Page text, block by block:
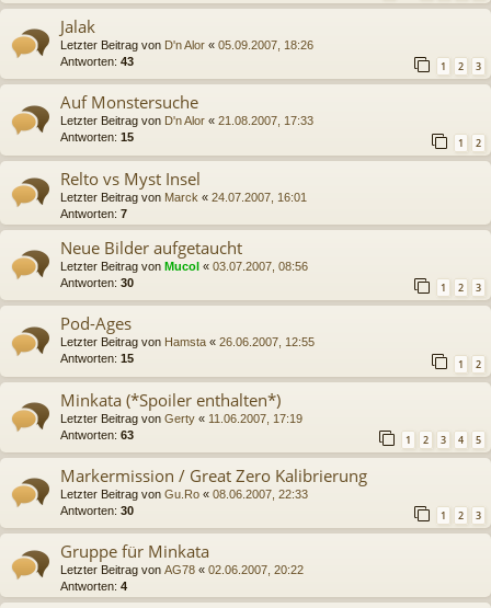
Jalak
Letzter Beitrag von D'n Alor « 05.09.2007, 18:26
Antworten: 43 1 2 3
Auf Monstersuche
Letzter Beitrag von D'n Alor « 21.08.2007, 17:33
Antworten: 15 1 2
Relto vs Myst Insel
Letzter Beitrag von Marck « 24.07.2007, 16:01
Antworten: 7
Neue Bilder aufgetaucht
Letzter Beitrag von Mucol « 03.07.2007, 08:56
Antworten: 30 1 2 3
Pod-Ages
Letzter Beitrag von Hamsta « 26.06.2007, 12:55
Antworten: 15 1 2
Minkata (*Spoiler enthalten*)
Letzter Beitrag von Gerty « 11.06.2007, 17:19
Antworten: 63 1 2 3 4 5
Markermission / Great Zero Kalibrierung
Letzter Beitrag von Gu.Ro « 08.06.2007, 22:33
Antworten: 30 1 2 3
Gruppe für Minkata
Letzter Beitrag von AG78 « 02.06.2007, 20:22
Antworten: 4